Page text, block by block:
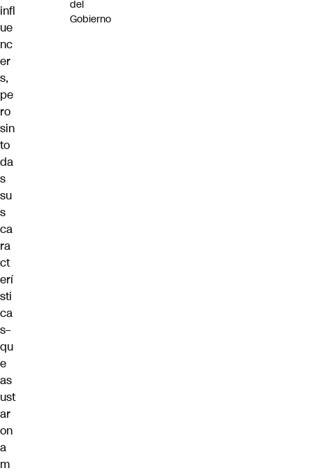
infl
ue
nc
er
s,
pe
ro
sin
to
da
s
su
s
ca
ra
ct
erí
sti
ca
s–
qu
e
as
ust
ar
on
a
m
del
Gobierno